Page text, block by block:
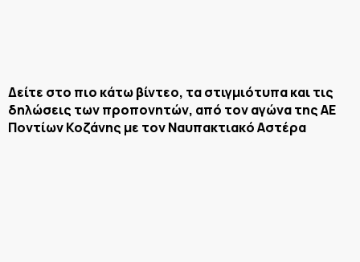
Δείτε στο πιο κάτω βίντεο, τα στιγμιότυπα και τις
δηλώσεις των προπονητών, από τον αγώνα της ΑΕ
Ποντίων Κοζάνης με τον Ναυπακτιακό Αστέρα